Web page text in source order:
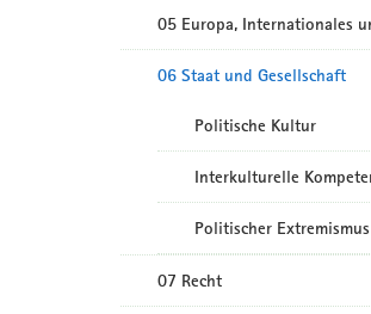
05 Europa, Internationales
06 Staat und Gesellschaft
Politische Kultur
Interkulturelle
Politischer
07 Recht